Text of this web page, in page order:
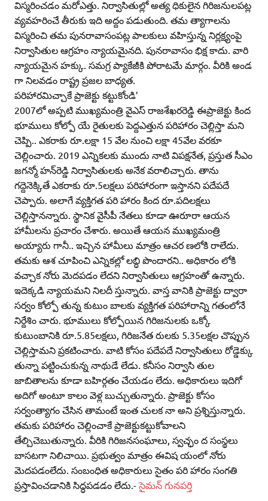
విస్మరించడం మరోఎత్తు. నిర్వాసితుల్లో అత్య ధికులైన గిరిజనులపట్ల
వ్యవహరించే తీరుకు ఇది అద్దం పడుతుంది. తమ త్యాగాలను
విస్మరించి తమ పునరావాసంపట్ల పాలకులు వహిస్తున్న నిర్లక్ష్యంపై
నిర్వాసితుల ఆగ్రహం న్యాయమైనది. పునరావాసం భిక్ష కాదు. వారి
న్యాయమైన హక్కు. సమగ్ర ప్యాకేజీకి పోరాటమే మార్గం. వీరికి అండ
గా నిలవడం రాష్ట్ర ప్రజల బాధ్యత.
పరిహారమిచ్చాకే ప్రాజెక్టు కట్టుకోండి’
2007లో అప్పటి ముఖ్యమంత్రి వైఎస్‌ రాజశేఖరరెడ్డి ఈప్రాజెక్టు కింద
భూములు కోల్పో యే రైతులకు పెద్దఎత్తున పరిహారం చెల్లిస్తా మని
చెప్పి.. ఎకరాకు రూ.లక్షా 15 వేల నుంచి లక్షా 45వేల వరకూ
చెల్లించారు. 2019 ఎన్నికలకు ముందు నాటి విపక్షనేత, ప్రస్తుత సీఎం
జగన్మో హన్‌రెడ్డి నిర్వాసితులకు అనేక వరాలిచ్చారు. తాను
గద్దెనెక్కితే ఎకరాకు రూ.5లక్షలు పరిహారంగా ఇస్తానని పదేపదే
చెప్పారు. అలాగే వ్యక్తిగత పరి హారం కింద రూ.పదిలక్షలు
చెల్లిస్తానన్నారు. స్థానిక వైసీపీ నేతలు కూడా ఊరూరా ఆయన
హామీలను ప్రచారం చేశారు. అయితే ఆయన ముఖ్యమంత్రి
అయ్యారు గానీ.. ఇచ్చిన హామీలు మాత్రం ఆచర ణలోకి రాలేదు.
తమకు ఆశ చూపించి ఎన్నికల్లో లబ్ధి పొందారని.. అధికారం లోకి
వచ్చాక నోరు మెదపడం లేదని నిర్వాసితులు ఆగ్రహంతో ఉన్నారు.
ఇదెక్కడి న్యాయమని నిలదీ స్తున్నారు. వాస్త వానికి ప్రాజెక్టు ద్వారా
సర్వం కోల్పో తున్న కుటుం బాలకు వ్యక్తిగత పరిహారాన్ని గతంలోనే
నిర్దేశిం చారు. భూములు కోల్పోయిన గిరిజనులకు ఒక్కో
కుటుంబానికి రూ.5.85లక్షలు, గిరిజనేత రులకు 5.35లక్షల చొప్పున
చెల్లిస్తామని ప్రకటించారు. వాటి కోసం పదేపదే నిర్వాసితులు రోడ్డెక్కు
తున్నా పట్టించుకున్న నాథుడే లేడు. కనీసం నిర్వాసి తుల
జాబితాలను కూడా బహిర్గతం చేయడం లేదు. అధికారులు ఇదిగో
అదిగో అంటూ కాలం వెళ్ల బుచ్చుతున్నారు. ప్రాజెక్టు కోసం
సర్వంత్యాగం చేసిన తామంటే ఇంత చులక నా అని ప్రశ్నిస్తున్నారు.
తమకు పరిహారం చెల్లించాకే ప్రాజెక్టుకట్టుకోవాలని
తేల్చిచెబుతున్నారు. వీరికి గిరిజనసంఘాలు, స్వచ్ఛం ద సంస్థలు
బాసటగా నిలిచాయి. ప్రభుత్వం మాత్రం ఈవిష యంలో నోరు
మెదపడంలేదు. సంబంధిత అధికారులు సైతం పరి హారం సంగతి
ప్రస్తావించడానికి సిద్ధపడడం లేదు.-సైమన్‌ గునపర్తి